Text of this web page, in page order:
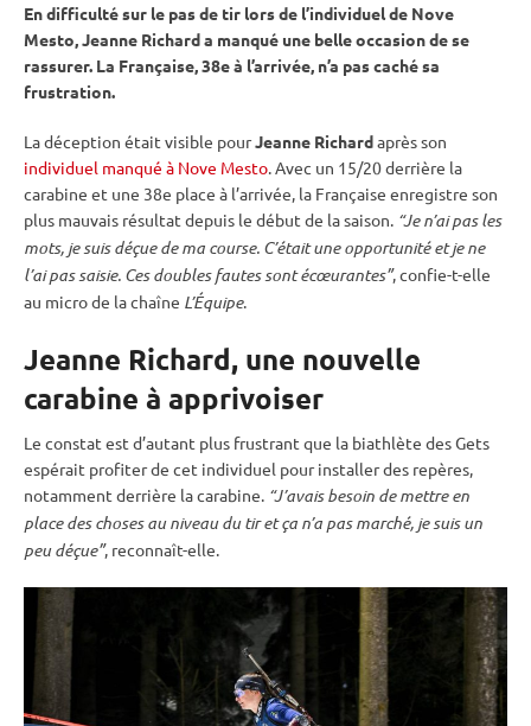
En difficulté sur le pas de tir lors de l’individuel de Nove
Mesto, Jeanne Richard a manqué une belle occasion de se
rassurer. La Française, 38e à l’arrivée, n’a pas caché sa
frustration.
La déception était visible pourJeanne Richardaprès son
individuel manqué à Nove Mesto. Avec un 15/20 derrière la
carabine et une 38e place à l’arrivée, la Française enregistre son
plus mauvais résultat depuis le début de la saison. “Je n’ai pas les
mots, je suis déçue de ma course. C’était une opportunité et je ne
l’ai pas saisie. Ces doubles fautes sont écœurantes”, confie-t-elle
au micro de la chaîne L’Équipe.
Jeanne Richard, une nouvelle
carabine à apprivoiser
Le constat est d’autant plus frustrant que la biathlète des Gets
espérait profiter de cet individuel pour installer des repères,
notamment derrière lacarabine. “J’avais besoin de mettre en
place des choses au niveau du tir et ça n’a pas marché, je suis un
peu déçue”, reconnaît-elle.